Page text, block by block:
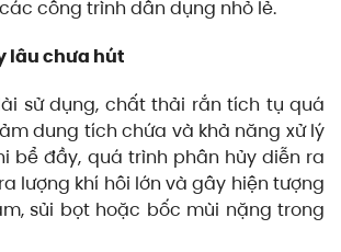
công trình dân dụng nhỏ lẻ.
lâu chưa hút
sử dụng, chất thải rắn tích tụ quá
dung tích chứa và khả năng xử lý
bể đầy, quá trình phân hủy diễn ra
lượng khí hôi lớn và gây hiện tượng
sủi bọt hoặc bốc mùi nặng trong